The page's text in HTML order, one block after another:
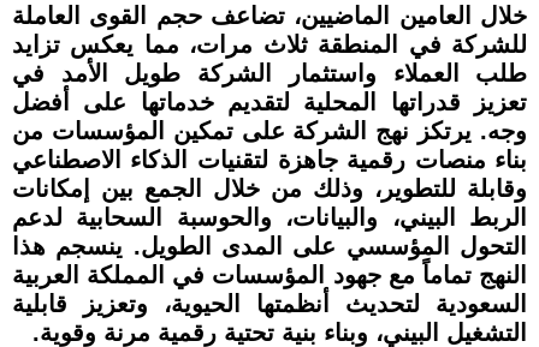
خلال العامين الماضيين، تضاعف حجم القوى العاملة
للشركة في المنطقة ثلاث مرات، مما يعكس تزايد
طلب العملاء واستثمار الشركة طويل الأمد في
تعزيز قدراتها المحلية لتقديم خدماتها على أفضل
وجه. يرتكز نهج الشركة على تمكين المؤسسات من
بناء منصات رقمية جاهزة لتقنيات الذكاء الاصطناعي
وقابلة للتطوير، وذلك من خلال الجمع بين إمكانات
الربط البيني، والبيانات، والحوسبة السحابية لدعم
التحول المؤسسي على المدى الطويل. ينسجم هذا
النهج تماماً مع جهود المؤسسات في المملكة العربية
السعودية لتحديث أنظمتها الحيوية، وتعزيز قابلية
التشغيل البيني، وبناء بنية تحتية رقمية مرنة وقوية.